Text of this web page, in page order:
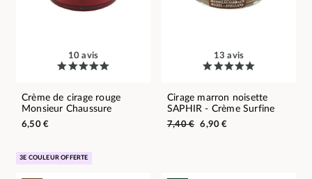
10 avis
Crème de cirage rouge
Monsieur Chaussure
6,50 €
13 avis
Cirage marron noisette
SAPHIR - Crème Surfine
7,40 € 6,90 €
3E COULEUR OFFERTE